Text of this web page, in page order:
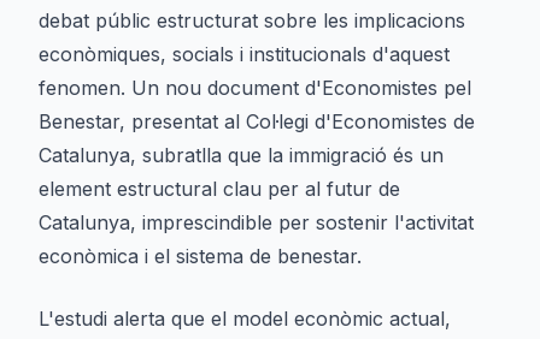
debat públic estructurat sobre les implicacions
econòmiques, socials i institucionals d'aquest
fenomen. Un nou document d'Economistes pel
Benestar, presentat al Col·legi d'Economistes de
Catalunya, subratlla que la immigració és un
element estructural clau per al futur de
Catalunya, imprescindible per sostenir l'activitat
econòmica i el sistema de benestar.
L'estudi alerta que el model econòmic actual,